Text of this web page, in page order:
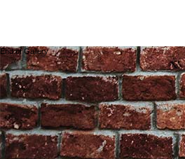
End of Gallery